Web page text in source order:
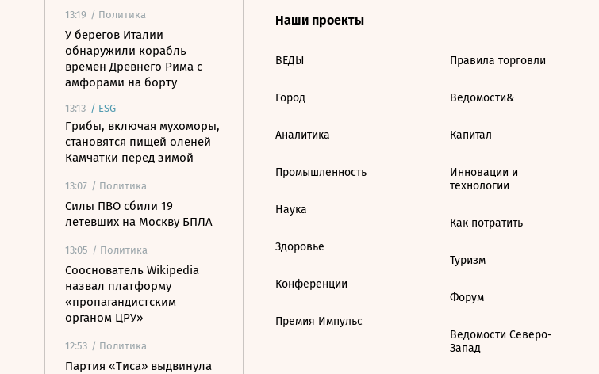
13:19 / Политика
У берегов Италии
обнаружили корабль
времен Древнего Рима с
амфорами на борту
13:13 / ESG
Грибы, включая мухоморы,
становятся пищей оленей
Камчатки перед зимой
13:07 / Политика
Силы ПВО сбили 19
летевших на Москву БПЛА
13:05 / Политика
Сооснователь Wikipedia
назвал платформу
«пропагандистским
органом ЦРУ»
12:53 / Политика
Партия «Тиса» выдвинула
Наши проекты
ВЕДЫ
Город
Аналитика
Промышленность
Наука
Здоровье
Конференции
Премия Импульс
Правила торговли
Ведомости&
Капитал
Инновации и
технологии
Как потратить
Туризм
Форум
Ведомости Северо-
Запад